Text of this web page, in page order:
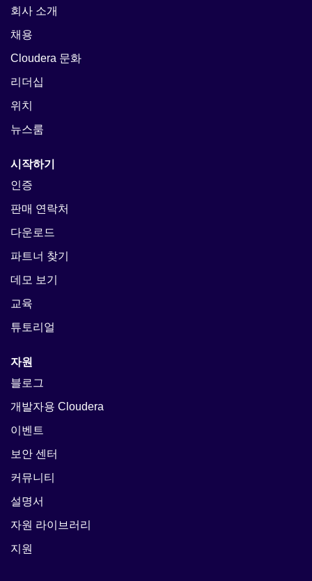
회사 소개
채용
Cloudera 문화
리더십
위치
뉴스룸
시작하기
인증
판매 연락처
다운로드
파트너 찾기
데모 보기
교육
튜토리얼
자원
블로그
개발자용 Cloudera
이벤트
보안 센터
커뮤니티
설명서
자원 라이브러리
지원